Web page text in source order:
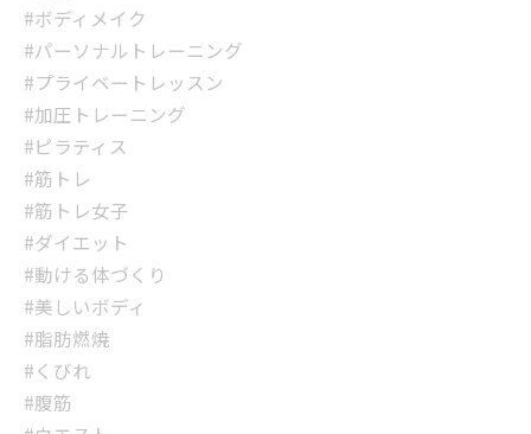
#ボディメイク
#パーソナルトレーニング
#プライベートレッスン
#加圧トレーニング
#ピラティス
#筋トレ
#筋トレ女子
#ダイエット
#動ける体づくり
#美しいボディ
#脂肪燃焼
#くびれ
#腹筋